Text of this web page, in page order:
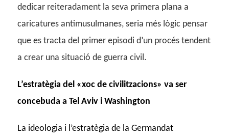
dedicar reiteradament la seva primera plana a
caricatures antimusulmanes, seria més lògic pensar
que es tracta del primer episodi d’un procés tendent
a crear una situació de guerra civil.
L’estratègia del «xoc de civilitzacions» va ser
concebuda a Tel Aviv i Washington
La ideologia i l’estratègia de la Germandat